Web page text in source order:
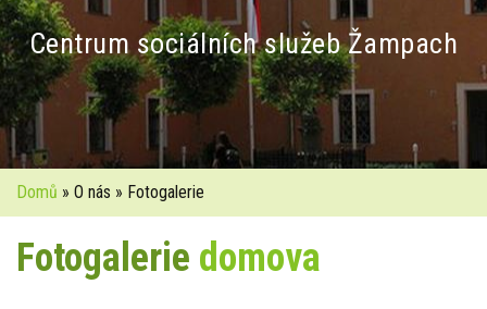
Centrum sociálních služeb Žampach
Domů » O nás » Fotogalerie
Fotogalerie domova